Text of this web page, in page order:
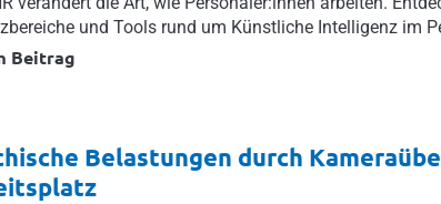
und Tools rund um Künstliche Intelligenz im
Beitrag
Belastungen durch